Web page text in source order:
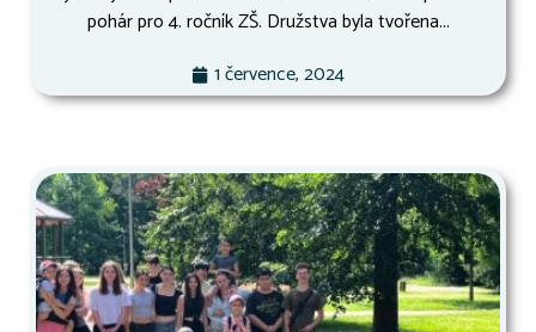
pohár pro 4. ročník ZŠ. Družstva byla tvořena...
1 července, 2024